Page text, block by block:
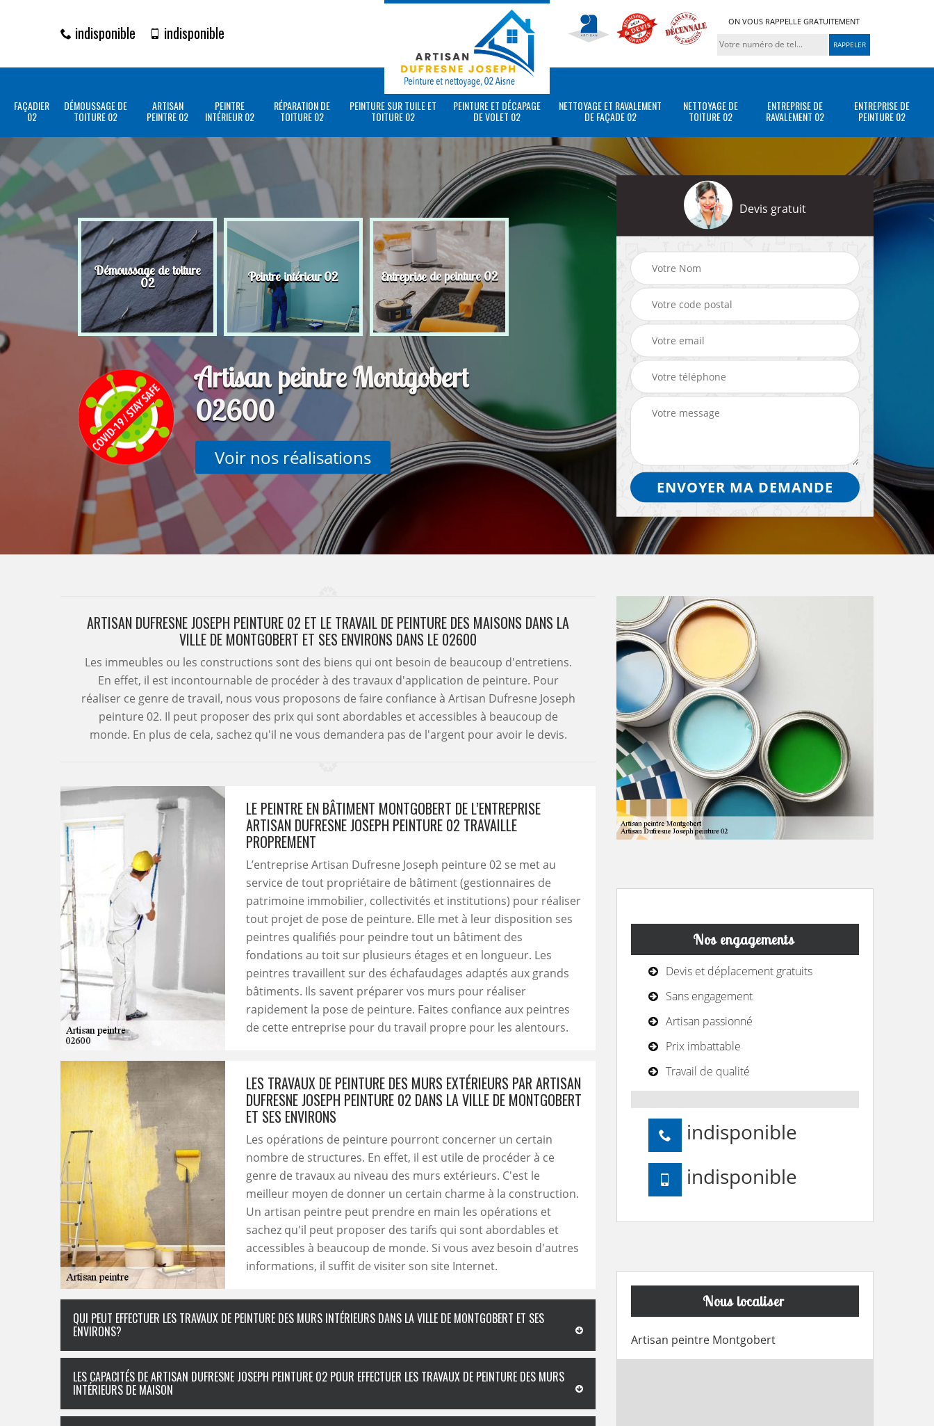
indisponible indisponible
ON VOUS RAPPELLE GRATUITEMENT
FAÇADIER
02
DÉMOUSSAGE DE
TOITURE 02
ARTISAN
PEINTRE 02
PEINTRE
INTÉRIEUR 02
RÉPARATION DE
TOITURE 02
PEINTURE SUR TUILE ET
TOITURE 02
PEINTURE ET DÉCAPAGE
DE VOLET 02
NETTOYAGE ET RAVALEMENT
DE FAÇADE 02
NETTOYAGE DE
TOITURE 02
ENTREPRISE DE
RAVALEMENT 02
ENTREPRISE DE
PEINTURE 02
Démoussage de toiture
02 Peintre intérieur 02 Entreprise de peinture 02
Artisan peintre Montgobert
02600
Voir nos réalisations
Devis gratuit
ARTISAN DUFRESNE JOSEPH PEINTURE 02 ET LE TRAVAIL DE PEINTURE DES MAISONS DANS LA
VILLE DE MONTGOBERT ET SES ENVIRONS DANS LE 02600
Les immeubles ou les constructions sont des biens qui ont besoin de beaucoup d'entretiens.
En effet, il est incontournable de procéder à des travaux d'application de peinture. Pour
réaliser ce genre de travail, nous vous proposons de faire confiance à Artisan Dufresne Joseph
peinture 02. Il peut proposer des prix qui sont abordables et accessibles à beaucoup de
monde. En plus de cela, sachez qu'il ne vous demandera pas de l'argent pour avoir le devis.
LE PEINTRE EN BÂTIMENT MONTGOBERT DE L’ENTREPRISE
ARTISAN DUFRESNE JOSEPH PEINTURE 02 TRAVAILLE
PROPREMENT
L’entreprise Artisan Dufresne Joseph peinture 02 se met au
service de tout propriétaire de bâtiment (gestionnaires de
patrimoine immobilier, collectivités et institutions) pour réaliser
tout projet de pose de peinture. Elle met à leur disposition ses
peintres qualifiés pour peindre tout un bâtiment des
fondations au toit sur plusieurs étages et en longueur. Les
peintres travaillent sur des échafaudages adaptés aux grands
bâtiments. Ils savent préparer vos murs pour réaliser
rapidement la pose de peinture. Faites confiance aux peintres
de cette entreprise pour du travail propre pour les alentours.
LES TRAVAUX DE PEINTURE DES MURS EXTÉRIEURS PAR ARTISAN
DUFRESNE JOSEPH PEINTURE 02 DANS LA VILLE DE MONTGOBERT
ET SES ENVIRONS
Les opérations de peinture pourront concerner un certain
nombre de structures. En effet, il est utile de procéder à ce
genre de travaux au niveau des murs extérieurs. C'est le
meilleur moyen de donner un certain charme à la construction.
Un artisan peintre peut prendre en main les opérations et
sachez qu'il peut proposer des tarifs qui sont abordables et
accessibles à beaucoup de monde. Si vous avez besoin d'autres
informations, il suffit de visiter son site Internet.
QUI PEUT EFFECTUER LES TRAVAUX DE PEINTURE DES MURS INTÉRIEURS DANS LA VILLE DE MONTGOBERT ET SES
ENVIRONS?
LES CAPACITÉS DE ARTISAN DUFRESNE JOSEPH PEINTURE 02 POUR EFFECTUER LES TRAVAUX DE PEINTURE DES MURS
INTÉRIEURS DE MAISON
Nos engagements
Devis et déplacement gratuits
Sans engagement
Artisan passionné
Prix imbattable
Travail de qualité
indisponible
indisponible
Nous localiser
Artisan peintre Montgobert